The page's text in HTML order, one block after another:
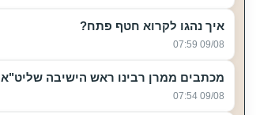
איך נהגו לקרוא חטף פתח?
09/08 07:59
מכתבים ממרן רבינו ראש הישיבה שליט"א
09/08 07:54